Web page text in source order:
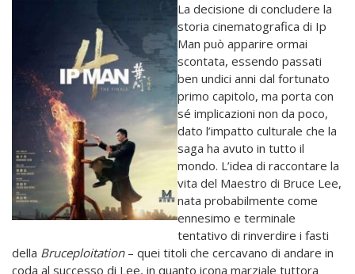
La decisione di concludere la
storia cinematografica di Ip
Man può apparire ormai
scontata, essendo passati
ben undici anni dal fortunato
primo capitolo, ma porta con
sé implicazioni non da poco,
dato l’impatto culturale che la
saga ha avuto in tutto il
mondo. L’idea di raccontare la
vita del Maestro di Bruce Lee,
nata probabilmente come
ennesimo e terminale
tentativo di rinverdire i fasti
della Bruceploitation– quei titoli che cercavano di andare in
coda al successo di Lee, in quanto icona marziale tuttora